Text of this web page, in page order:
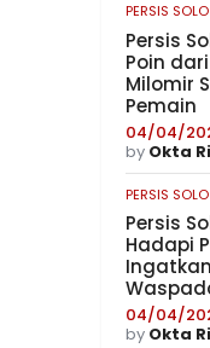
PERSIS SOLO
Persis
Poin
Milomir
Pemain
04/04/
by Okta
PERSIS SOLO
Persis
Hadapi
04/04/
by Okta